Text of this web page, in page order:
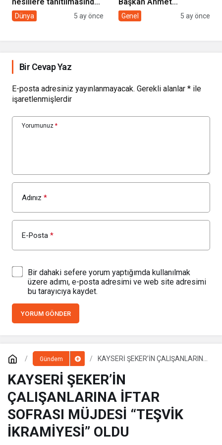
nesillere tanıtılmasında
sivil toplumun rolü
Dünya 5 ay önce
Başkan Ahmet
Çolakbayrakdar ile
Genel 5 ay önce
Bir Cevap Yaz
E-posta adresiniz yayınlanmayacak. Gerekli alanlar * ile
işaretlenmişlerdir
Yorumunuz *
Adınız *
E-Posta *
Bir dahaki sefere yorum yaptığımda kullanılmak
üzere adımı, e-posta adresimi ve web site adresimi
bu tarayıcıya kaydet.
YORUM GÖNDER
Gündem
KAYSERİ ŞEKER’İN ÇALIŞANLARINA
İKRAMİYESİ” OLDU
KAYSERİ ŞEKER’İN
ÇALIŞANLARINA İFTAR
SOFRASI MÜJDESİ “TEŞVİK
İKRAMİYESİ” OLDU